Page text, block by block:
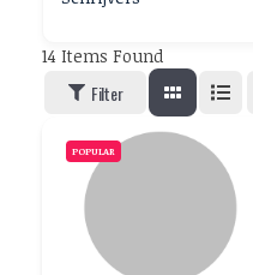
14 Items Found
Filter
POPULAR